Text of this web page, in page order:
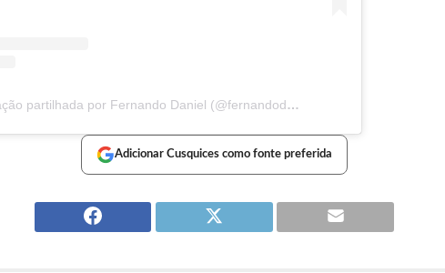
Uma publicação partilhada por Fernando Daniel (@fernandodaniel)
Adicionar Cusquices como fonte preferida